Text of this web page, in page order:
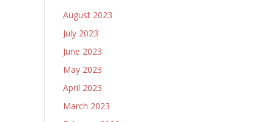
August 2023
July 2023
June 2023
May 2023
April 2023
March 2023